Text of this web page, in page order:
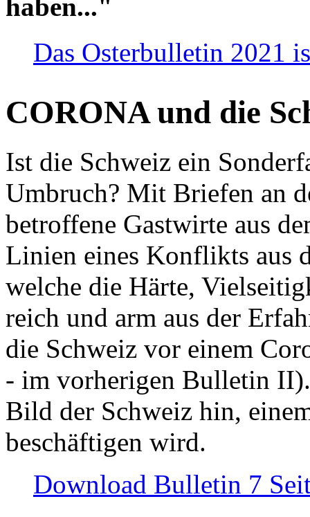
haben..."
Das Osterbulletin 2021
CORONA und die
Ist die Schweiz ein
Umbruch? Mit Briefen an
betroffene Gastwirte aus
Linien eines Konflikts aus
welche die Härte,
reich und arm aus der
die Schweiz vor einem
- im vorherigen Bulletin
Bild der Schweiz hin,
beschäftigen wird.
Download Bulletin 7